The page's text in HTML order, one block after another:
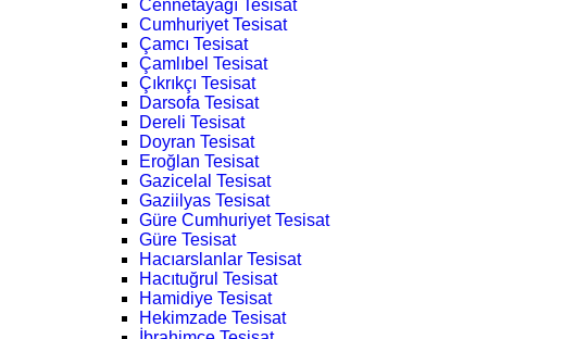
Cennetayağı Tesisat
Cumhuriyet Tesisat
Çamcı Tesisat
Çamlıbel Tesisat
Çıkrıkçı Tesisat
Darsofa Tesisat
Dereli Tesisat
Doyran Tesisat
Eroğlan Tesisat
Gazicelal Tesisat
Gaziilyas Tesisat
Güre Cumhuriyet Tesisat
Güre Tesisat
Hacıarslanlar Tesisat
Hacıtuğrul Tesisat
Hamidiye Tesisat
Hekimzade Tesisat